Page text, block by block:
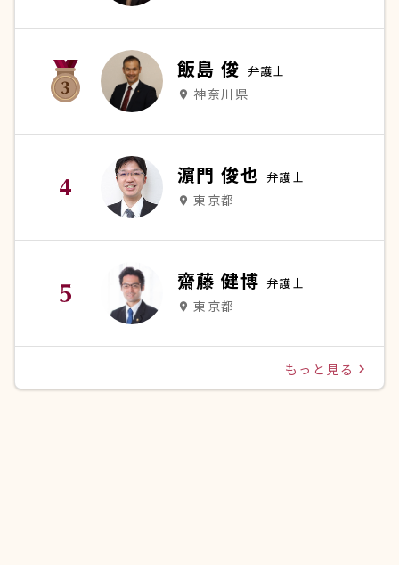
飯島 俊 弁護士
place 神奈川県
濵門 俊也 弁護士
place 東京都
齋藤 健博 弁護士
place 東京都
もっと見る navigate_next